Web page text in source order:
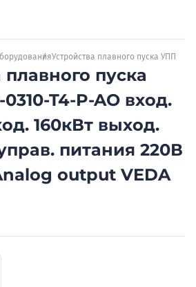
Устройства плавного пуска УПП
плавного пуска
T4-P-AO вход.
160кВт выход.
питания 220В
output VEDA